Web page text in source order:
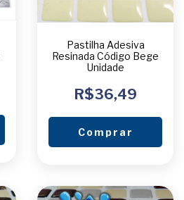
Pastilha Adesiva
Resinada Código Bege
Unidade
R$36,49
Comprar